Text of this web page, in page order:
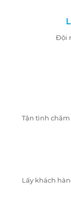
Đội
Tận tình
Lấy khách